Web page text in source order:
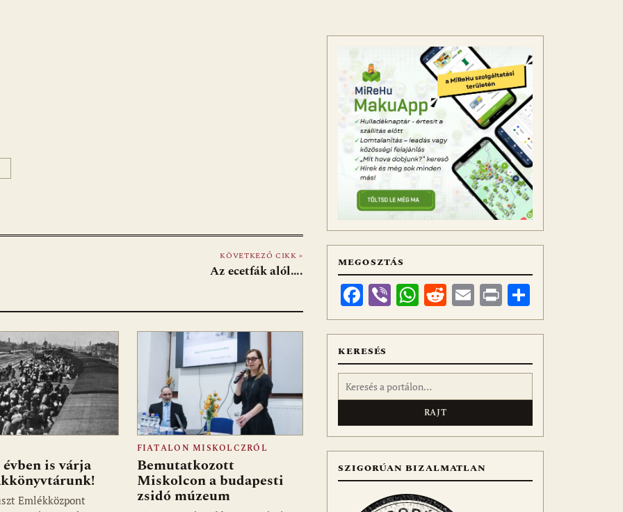
KÖVETKEZŐ CIKK »
Az ecetfák alól….
is várja
Emlékközpont
FIATALON MISKOLCZRÓL
Bemutatkozott
Miskolcon a budapesti
zsidó múzeum
MEGOSZTÁS
Facebook
ViberWhatsApp
Reddit
Email
Print
meg
KERESÉS
Keresés:
SZIGORÚAN BIZALMATLAN